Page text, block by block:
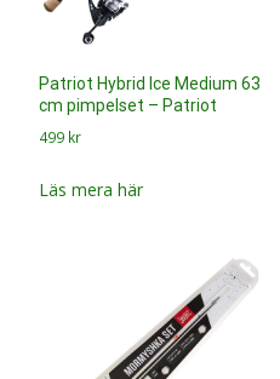
Patriot Hybrid Ice Medium 63
cm pimpelset – Patriot
499 kr
Läs mera här